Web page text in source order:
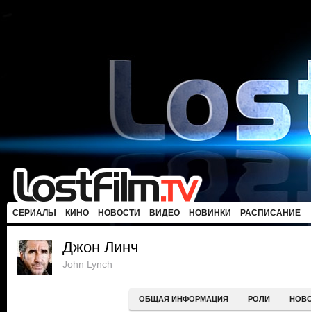
СЕРИАЛЫ КИНО НОВОСТИ ВИДЕО НОВИНКИ РАСПИСАНИЕ
Джон Линч
John Lynch
ОБЩАЯ ИНФОРМАЦИЯ РОЛИ